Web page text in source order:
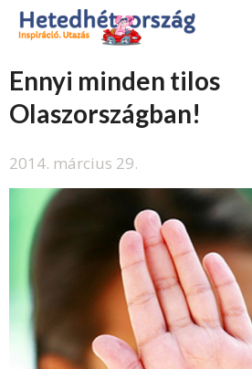
Ennyi minden tilos
Olaszországban!
2014. március 29.